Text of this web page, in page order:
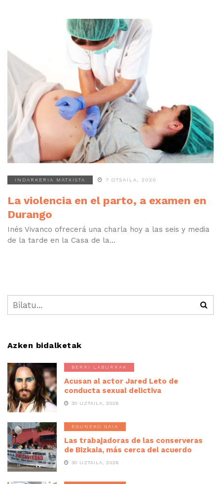
INDARKERIA MATXISTA 7 OTSAILA, 2020
La violencia en el parto, a examen en
Durango
Inés Vivanco ofrecerá una charla hoy a las seis y media
de la tarde en la Casa de la...
Azken bidalketak
BERRI LABURRAK
Acusan al actor Jared Leto de
conducta sexual delictiva
30 UZTAILA, 2026
EGUNEKO GAIA
Las trabajadoras de las conserveras
de Bizkaia, más cerca del acuerdo
30 UZTAILA, 2026